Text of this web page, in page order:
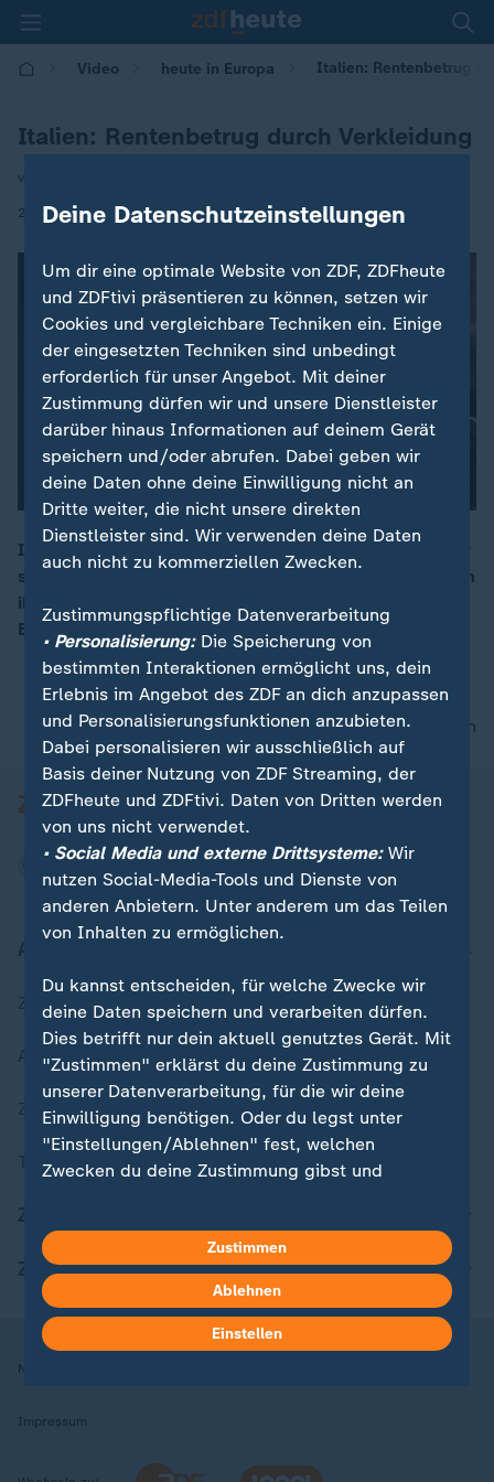
Video heute in Europa Italien: Rentenbetrug
Italien: Rentenbetrug durch Verkleidung
von Barbara Lueg
26.11.2025 | 16:00
Im norditalienischen Borgo Virgilio soll ein 57-Jähriger
sich als seine verstorbene Mutter verkleidet haben, um
ihre Rente weiter zu kassieren und flog auf. Kein
Einzelfall in Italien
nach oben
Zuletzt veröffentlicht
Aktuelle Sendungs-Videos
ZDFheute Stories
Themen im Überblick
ZDFheute Apps
Nutzungsbedingungen
Impressum
Deine Datenschutzeinstellungen
Um dir eine optimale Website von ZDF, ZDFheute
und ZDFtivi präsentieren zu können, setzen wir
Cookies und vergleichbare Techniken ein. Einige
der eingesetzten Techniken sind unbedingt
erforderlich für unser Angebot. Mit deiner
Zustimmung dürfen wir und unsere Dienstleister
darüber hinaus Informationen auf deinem Gerät
speichern und/oder abrufen. Dabei geben wir
deine Daten ohne deine Einwilligung nicht an
Dritte weiter, die nicht unsere direkten
Dienstleister sind. Wir verwenden deine Daten
auch nicht zu kommerziellen Zwecken.
Zustimmungspflichtige Datenverarbeitung
• Personalisierung:Die Speicherung von
bestimmten Interaktionen ermöglicht uns, dein
Erlebnis im Angebot des ZDF an dich anzupassen
und Personalisierungsfunktionen anzubieten.
Dabei personalisieren wir ausschließlich auf
Basis deiner Nutzung von ZDF Streaming, der
ZDFheute und ZDFtivi. Daten von Dritten werden
von uns nicht verwendet.
• Social Media und externe Drittsysteme:Wir
nutzen Social-Media-Tools und Dienste von
anderen Anbietern. Unter anderem um das Teilen
von Inhalten zu ermöglichen.
Du kannst entscheiden, für welche Zwecke wir
deine Daten speichern und verarbeiten dürfen.
Dies betrifft nur dein aktuell genutztes Gerät. Mit
"Zustimmen" erklärst du deine Zustimmung zu
unserer Datenverarbeitung, für die wir deine
Einwilligung benötigen. Oder du legst unter
"Einstellungen/Ablehnen" fest, welchen
Zwecken du deine Zustimmung gibst und
in deinen Einstellungen widerrufen oder ändern.
Hier findest du das Impressum.
Weitere Informationen findest du in unserer
Datenschutzerklärung.
Zustimmen
Ablehnen
Einstellen